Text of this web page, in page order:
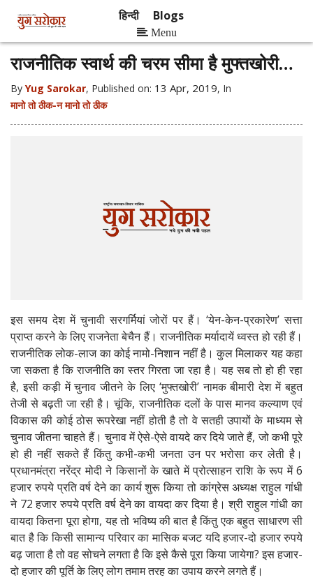
हिन्दी Blogs
Menu
राजनीतिक स्वार्थ की चरम सीमा है मुफ्तखोरी…
By Yug Sarokar, Published on: 13 Apr, 2019, In
मानो तो ठीक-न मानो तो ठीक
इस समय देश में चुनावी सरगर्मियां जोरों पर हैं। ‘येन-केन-प्रकारेण’ सत्ता
प्राप्त करने के लिए राजनेता बेचैन हैं। राजनीतिक मर्यादायें ध्वस्त हो रही हैं।
राजनीतिक लोक-लाज का कोई नामो-निशान नहीं है। कुल मिलाकर यह कहा
जा सकता है कि राजनीति का स्तर गिरता जा रहा है। यह सब तो हो ही रहा
है, इसी कड़ी में चुनाव जीतने के लिए ‘मुफ्तखोरी’ नामक बीमारी देश में बहुत
तेजी से बढ़ती जा रही है। चूंकि, राजनीतिक दलों के पास मानव कल्याण एवं
विकास की कोई ठोस रूपरेखा नहीं होती है तो वे सतही उपायों के माध्यम से
चुनाव जीतना चाहते हैं। चुनाव में ऐसे-ऐसे वायदे कर दिये जाते हैं, जो कभी पूरे
हो ही नहीं सकते हैं किंतु कभी-कभी जनता उन पर भरोसा कर लेती है।
प्रधानमंत्रा नरेंद्र मोदी ने किसानों के खाते में प्रोत्साहन राशि के रूप में 6
हजार रुपये प्रति वर्ष देने का कार्य शुरू किया तो कांग्रेस अध्यक्ष राहुल गांधी
ने 72 हजार रुपये प्रति वर्ष देने का वायदा कर दिया है। श्री राहुल गांधी का
वायदा कितना पूरा होगा, यह तो भविष्य की बात है किंतु एक बहुत साधारण सी
बात है कि किसी सामान्य परिवार का मासिक बजट यदि हजार-दो हजार रुपये
बढ़ जाता है तो वह सोचने लगता है कि इसे कैसे पूरा किया जायेगा? इस हजार-
दो हजार की पूर्ति के लिए लोग तमाम तरह का उपाय करने लगते हैं।